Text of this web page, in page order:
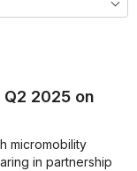
2025 on
micromobility
in partnership